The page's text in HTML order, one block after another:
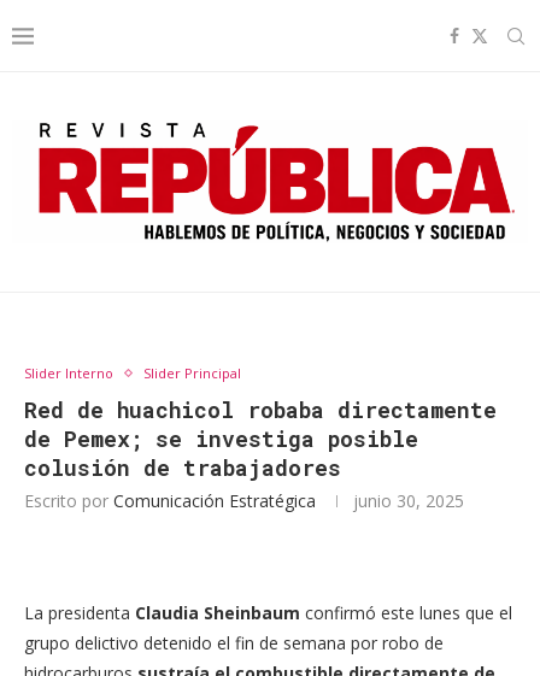
Slider Interno Slider Principal
Red de huachicol robaba directamente
de Pemex; se investiga posible
colusión de trabajadores
Escrito por Comunicación Estratégica junio 30, 2025
La presidenta Claudia Sheinbaum confirmó este lunes que el
grupo delictivo detenido el fin de semana por robo de